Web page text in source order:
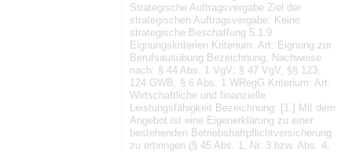
Strategische Auftragsvergabe Ziel der
strategischen Auftragsvergabe: Keine
strategische Beschaffung 5.1.9
Eignungskriterien Kriterium: Art: Eignung zur
Berufsausübung Bezeichnung: Nachweise
nach: § 44 Abs. 1 VgV; § 47 VgV, §§ 123,
124 GWB, § 6 Abs. 1 WRegG Kriterium: Art:
Wirtschaftliche und finanzielle
Leistungsfähigkeit Bezeichnung: [1.] Mit dem
Angebot ist eine Eigenerklärung zu einer
bestehenden Betriebshaftpflichtversicherung
zu erbringen (§ 45 Abs. 1, Nr. 3 bzw. Abs. 4,